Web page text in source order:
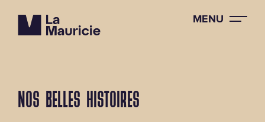
MENU
NOS BELLES HISTOIRES